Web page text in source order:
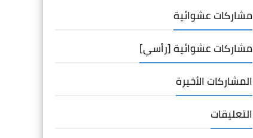
مشاركات عشوائية
مشاركات عشوائية [رأسي]
المشاركات الأخيرة
التعليقات